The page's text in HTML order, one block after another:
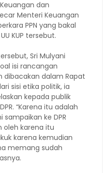
dan
Menteri Keuangan
PPN yang bakal
KUP tersebut.
Sri Mulyani
isi rancangan
dalam Rapat
sisi etika politik, ia
kepada publik
“Karena itu adalah
ke DPR
oleh karena itu
karena kemudian
memang sudah